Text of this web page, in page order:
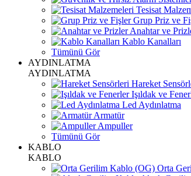
Tesisat
Grup Priz ve
Anahtar ve
Kablo Kanalları
Tümünü Gör
AYDINLATMA
AYDINLATMA
Hareket
Işıldak ve
Led Aydınlatma
Armatür
Ampuller
Tümünü Gör
KABLO
KABLO
Orta